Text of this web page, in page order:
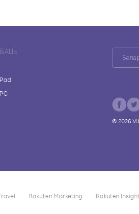
© 2026
Rakuten Marketing Rakuten